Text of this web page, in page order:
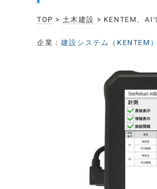
TOP > 土木建設 > KENTEM、AI
企業： 建設システム（KENTEM）